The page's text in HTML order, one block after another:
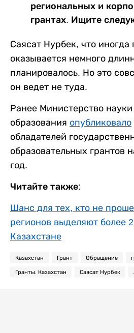
региональных и
грантах. Ищите
Саясат Нурбек, что иногда
оказывается немного
планировалось. Но это
он ведет не туда.
Ранее Министерство
образования опубликовало
обладателей
образовательных грантов
год.
Читайте также:
Шанс для тех, кто не
регионов выделяют более
Казахстане
Казахстан Грант Обращение
Гранты. Казахстан Саясат Нурбек